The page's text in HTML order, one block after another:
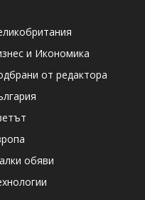
и Икономика
от редактора
обяви